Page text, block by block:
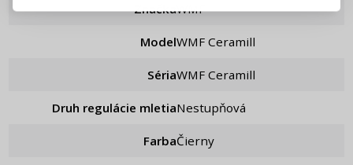
Značka WMF
Model WMF Ceramill
Séria WMF Ceramill
Druh regulácie mletia Nestupňová
Farba Čierny